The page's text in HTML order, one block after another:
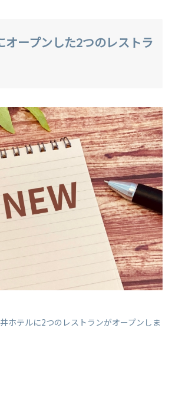
オープンした2つのレストラ
ホテルに2つのレストランがオープンしま